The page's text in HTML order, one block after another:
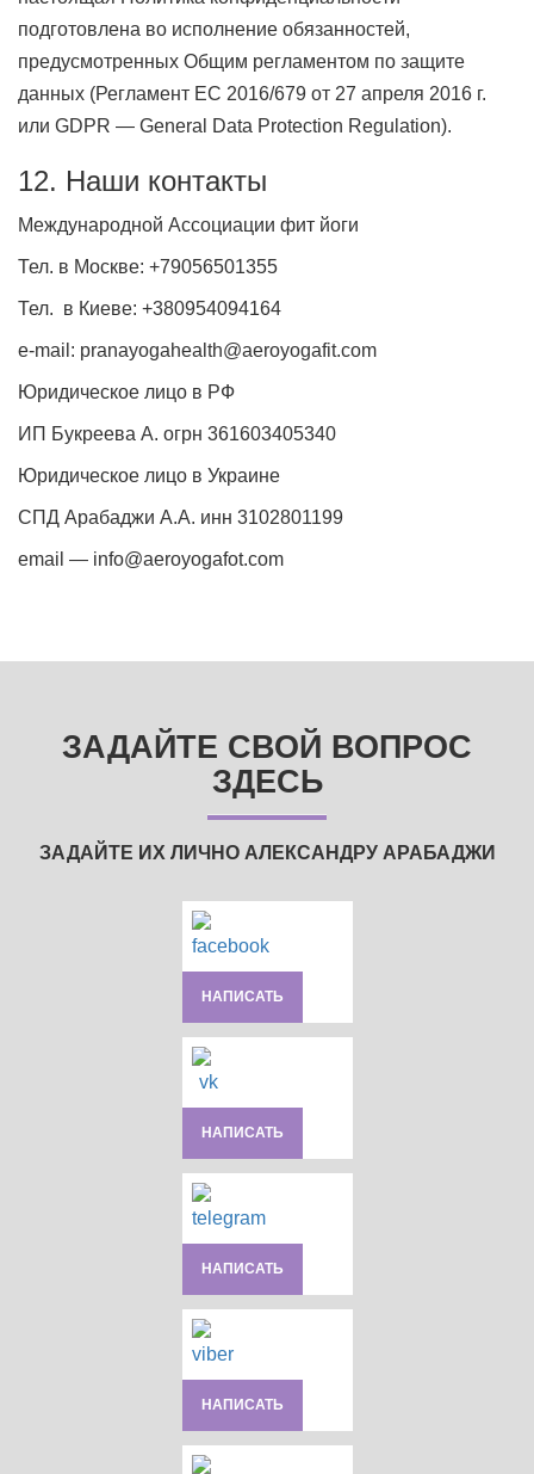
подготовлена во исполнение обязанностей,
предусмотренных Общим регламентом по защите
данных (Регламент ЕС 2016/679 от 27 апреля 2016 г.
или GDPR — General Data Protection Regulation).
12. Наши контакты
Международной Ассоциации фит йоги
Тел. в Москве: +79056501355
Тел. в Киеве: +380954094164
e-mail: pranayogahealth@aeroyogafit.com
Юридическое лицо в РФ
ИП Букреева А. огрн 361603405340
Юридическое лицо в Украине
СПД Арабаджи А.А. инн 3102801199
email — info@aeroyogafot.com
ЗАДАЙТЕ СВОЙ ВОПРОС
ЗДЕСЬ
ЗАДАЙТЕ ИХ ЛИЧНО АЛЕКСАНДРУ АРАБАДЖИ
НАПИСАТЬ
НАПИСАТЬ
НАПИСАТЬ
НАПИСАТЬ